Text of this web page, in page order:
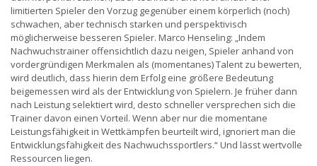
limitierten Spieler den Vorzug gegenüber einem körperlich (noch)
schwachen, aber technisch starken und perspektivisch
möglicherweise besseren Spieler. Marco Henseling: „Indem
Nachwuchstrainer offensichtlich dazu neigen, Spieler anhand von
vordergründigen Merkmalen als (momentanes) Talent zu bewerten,
wird deutlich, dass hierin dem Erfolg eine größere Bedeutung
beigemessen wird als der Entwicklung von Spielern. Je früher dann
nach Leistung selektiert wird, desto schneller versprechen sich die
Trainer davon einen Vorteil. Wenn aber nur die momentane
Leistungsfähigkeit in Wettkämpfen beurteilt wird, ignoriert man die
Entwicklungsfähigkeit des Nachwuchssportlers.“ Und lässt wertvolle
Ressourcen liegen.